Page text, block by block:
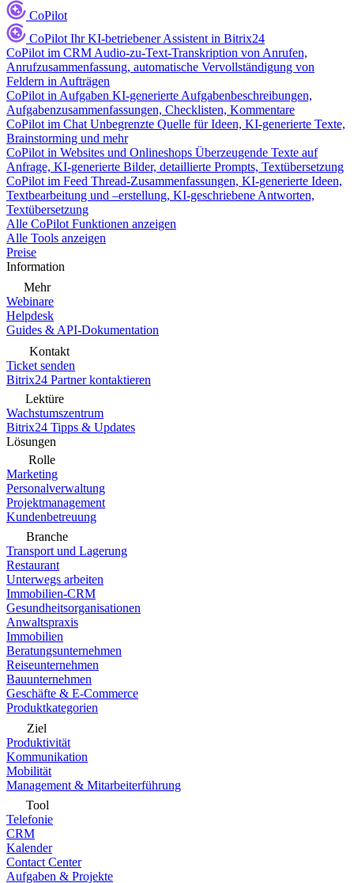
CoPilot
CoPilot Ihr KI-betriebener Assistent in Bitrix24
CoPilot im CRM Audio-zu-Text-Transkription von Anrufen,
Anrufzusammenfassung, automatische Vervollständigung von
Feldern in Aufträgen
CoPilot in Aufgaben KI-generierte Aufgabenbeschreibungen,
Aufgabenzusammenfassungen, Checklisten, Kommentare
CoPilot im Chat Unbegrenzte Quelle für Ideen, KI-generierte Texte,
Brainstorming und mehr
CoPilot in Websites und Onlineshops Überzeugende Texte auf
Anfrage, KI-generierte Bilder, detaillierte Prompts, Textübersetzung
CoPilot im Feed Thread-Zusammenfassungen, KI-generierte Ideen,
Textbearbeitung und –erstellung, KI-geschriebene Antworten,
Textübersetzung
Alle CoPilot Funktionen anzeigen
Alle Tools anzeigen
Preise
Information
Mehr
Webinare
Helpdesk
Guides & API-Dokumentation
Kontakt
Ticket senden
Bitrix24 Partner kontaktieren
Lektüre
Wachstumszentrum
Bitrix24 Tipps & Updates
Lösungen
Rolle
Marketing
Personalverwaltung
Projektmanagement
Kundenbetreuung
Branche
Transport und Lagerung
Restaurant
Unterwegs arbeiten
Immobilien-CRM
Gesundheitsorganisationen
Anwaltspraxis
Immobilien
Beratungsunternehmen
Reiseunternehmen
Bauunternehmen
Geschäfte & E-Commerce
Produktkategorien
Ziel
Produktivität
Kommunikation
Mobilität
Management & Mitarbeiterführung
Tool
Telefonie
CRM
Kalender
Contact Center
Aufgaben & Projekte